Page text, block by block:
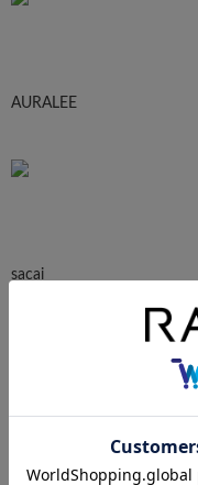
AURALEE
sacai
N.HOOLYWOOD